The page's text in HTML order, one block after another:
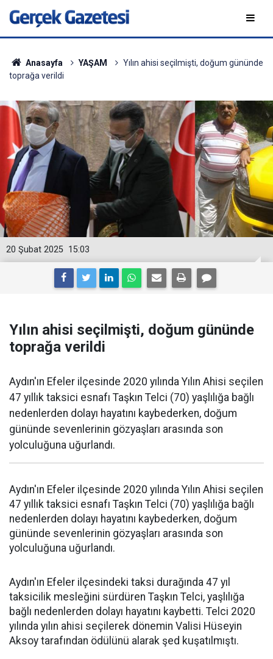
Anasayfa YAŞAM
Yılın ahisi seçilmişti, doğum gününde
toprağa verildi
15:03
20 Şubat 2025
Yılın ahisi seçilmişti, doğum gününde
toprağa verildi
Aydın'ın Efeler ilçesinde 2020 yılında Yılın Ahisi seçilen
47 yıllık taksici esnafı Taşkın Telci (70) yaşlılığa bağlı
nedenlerden dolayı hayatını kaybederken, doğum
gününde sevenlerinin gözyaşları arasında son
yolculuğuna uğurlandı.
Aydın'ın Efeler ilçesinde 2020 yılında Yılın Ahisi seçilen
47 yıllık taksici esnafı Taşkın Telci (70) yaşlılığa bağlı
nedenlerden dolayı hayatını kaybederken, doğum
gününde sevenlerinin gözyaşları arasında son
yolculuğuna uğurlandı.
Aydın'ın Efeler ilçesindeki taksi durağında 47 yıl
taksicilik mesleğini sürdüren Taşkın Telci, yaşlılığa
bağlı nedenlerden dolayı hayatını kaybetti. Telci 2020
yılında yılın ahisi seçilerek dönemin Valisi Hüseyin
Aksoy tarafından ödülünü alarak şed kuşatılmıştı.